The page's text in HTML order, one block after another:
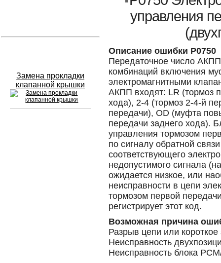
Замена прокладки
клапанной крышки
управления
Описание ошибки P0750
Передаточное число
комбинаций включения
электромагнитными
АКПП входят: LR (тормоз
хода), 2-4 (тормоз 2-4-й
передачи), OD (муфта
передачи заднего хода).
управления тормозом
по сигналу обратной
соответствующего
недопустимого сигнала
ожидается низкое, или
неисправности в цепи
тормозом первой
регистрирует этот код.
Возможная причина
Разрыв цепи или
Неисправность
Неисправность блока